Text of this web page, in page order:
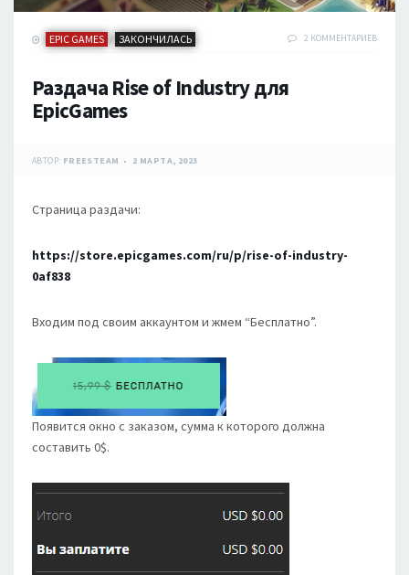
EPIC GAMES / ЗАКОНЧИЛАСЬ 2 КОММЕНТАРИЕВ
Раздача Rise of Industry для
EpicGames
АВТОР: FREESTEAM 2 МАРТА, 2023
Страница раздачи:
https://store.epicgames.com/ru/p/rise-of-industry-
0af838
Входим под своим аккаунтом и жмем “Бесплатно”.
Появится окно с заказом, сумма к которого должна
составить 0$.